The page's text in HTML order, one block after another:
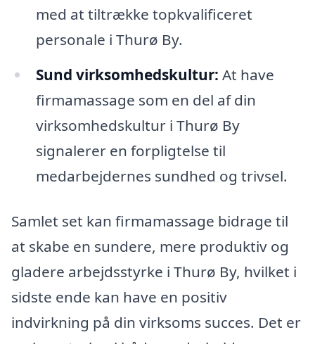
med at tiltrække topkvalificeret
personale i Thurø By.
Sund virksomhedskultur: At have
firmamassage som en del af din
virksomhedskultur i Thurø By
signalerer en forpligtelse til
medarbejdernes sundhed og trivsel.
Samlet set kan firmamassage bidrage til
at skabe en sundere, mere produktiv og
gladere arbejdsstyrke i Thurø By, hvilket i
sidste ende kan have en positiv
indvirkning på din virksoms succes. Det er